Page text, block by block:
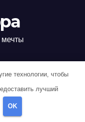
мечты
автор Themeansar
технологии, чтобы
лучший
OK